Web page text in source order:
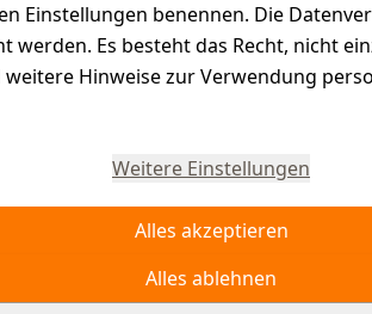
Einstellungen benennen. Die
Es besteht das Recht, nicht
weitere Hinweise zur Verwendung
Weitere Einstellungen
Alles akzeptieren
Alles ablehnen